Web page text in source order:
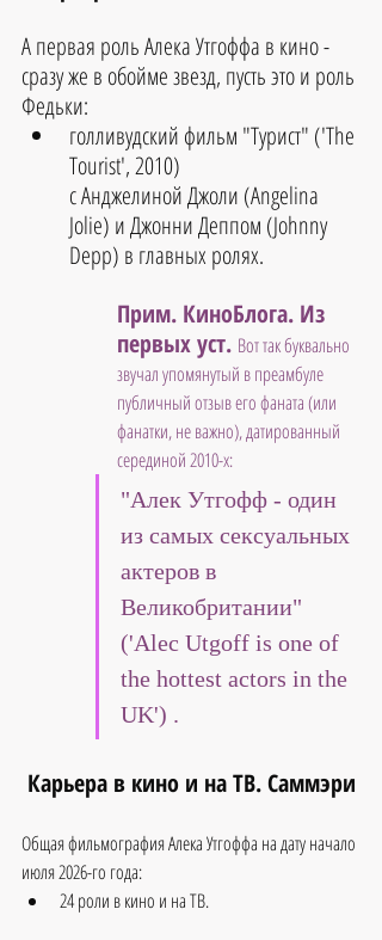
А первая роль Алека Утгоффа в кино -
сразу же в обойме звезд, пусть это и роль
Федьки:
голливудский фильм "Турист" ('The
Tourist', 2010)
с Анджелиной Джоли (Angelina
Jolie) и Джонни Деппом (Johnny
Depp) в главных ролях.
Прим. КиноБлога. Из
первых уст. Вот так буквально
звучал упомянутый в преамбуле
публичный отзыв его фаната (или
фанатки, не важно), датированный
серединой 2010-х:
"Алек Утгофф - один
из самых сексуальных
актеров в
Великобритании"
('Alec Utgoff is one of
the hottest actors in the
UK') .
Карьера в кино и на ТВ. Саммэри
Общая фильмография Алека Утгоффа на дату начало
июля 2026-го года:
24 роли в кино и на ТВ.